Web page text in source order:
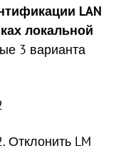
LAN
локальной
3 варианта
Отклонить LM